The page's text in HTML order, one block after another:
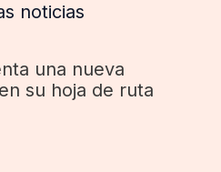
noticias
una nueva
su hoja de ruta